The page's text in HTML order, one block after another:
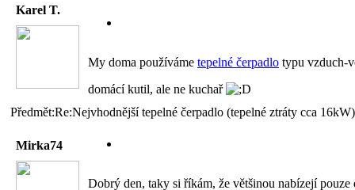
Karel T.
My doma používáme tepelné čerpadlo typu vzduch-
domácí kutil, ale ne kuchař
Předmět:Re:Nejvhodnější tepelné čerpadlo (tepelné ztráty cca
Mirka74
Dobrý den, taky si říkám, že většinou nabízejí